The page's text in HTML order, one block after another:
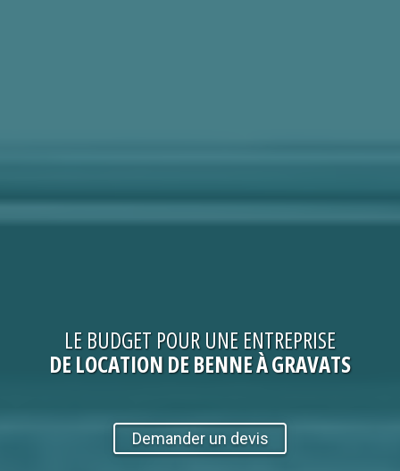
LE BUDGET POUR UNE ENTREPRISE
DE LOCATION DE BENNE À GRAVATS
Demander un devis